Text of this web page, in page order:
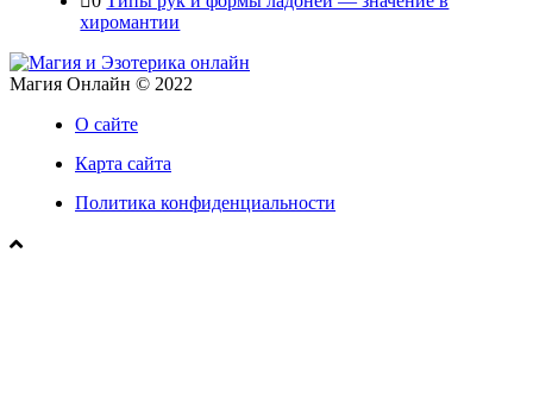
хиромантии
Магия Онлайн © 2022
О сайте
Карта сайта
Политика конфиденциальности